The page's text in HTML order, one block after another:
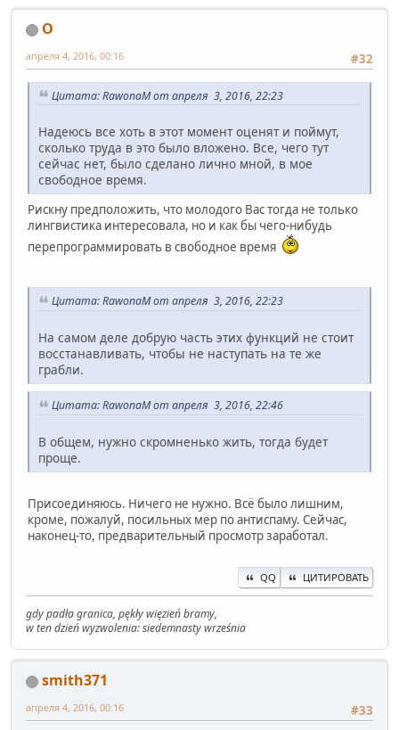
O
#32
апреля 4, 2016, 00:16
Цитата: RawonaM от апреля 3, 2016, 22:23
Надеюсь все хоть в этот момент оценят и поймут,
сколько труда в это было вложено. Все, чего тут
сейчас нет, было сделано лично мной, в мое
свободное время.
Рискну предположить, что молодого Вас тогда не только
лингвистика интересовала, но и как бы чего-нибудь
перепрограммировать в свободное время
Цитата: RawonaM от апреля 3, 2016, 22:23
На самом деле добрую часть этих функций не стоит
восстанавливать, чтобы не наступать на те же
грабли.
Цитата: RawonaM от апреля 3, 2016, 22:46
В общем, нужно скромненько жить, тогда будет
проще.
Присоединяюсь. Ничего не нужно. Всё было лишним,
кроме, пожалуй, посильных мер по антиспаму. Сейчас,
наконец-то, предварительный просмотр заработал.
QQ ЦИТИРОВАТЬ
gdy padła granica, pękły więzień bramy,
w ten dzień wyzwolenia: siedemnasty września
smith371
#33
апреля 4, 2016, 00:16